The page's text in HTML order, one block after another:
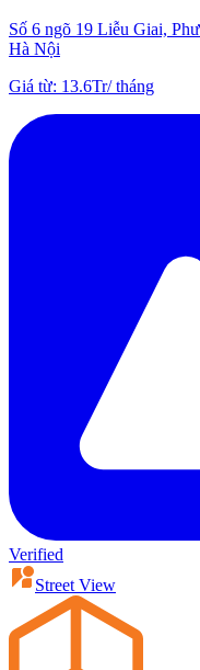
Số 6 ngõ 19 Liễu Giai,
Hà Nội
Giá từ: 13.6Tr/tháng
Verified
Street View